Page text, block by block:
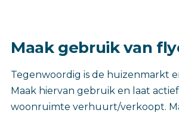
Maak gebruik van
Tegenwoordig is de huizenmarkt
Maak hiervan gebruik en laat
woonruimte verhuurt/verkoopt.